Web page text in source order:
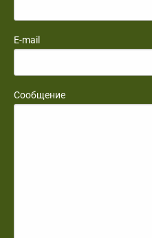
E-mail
Сообщение